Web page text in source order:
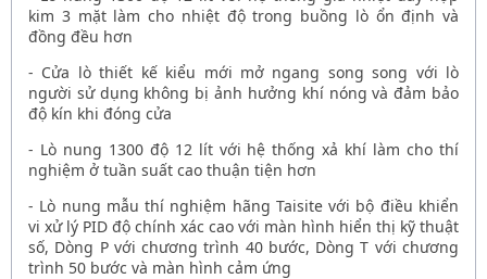
kim 3 mặt làm cho nhiệt độ trong buồng lò ổn định và
đồng đều hơn
- Cửa lò thiết kế kiểu mới mở ngang song song với lò
người sử dụng không bị ảnh hưởng khí nóng và đảm bảo
độ kín khi đóng cửa
- Lò nung 1300 độ 12 lítvới hệ thống xả khí làm cho thí
nghiệm ở tuần suất cao thuận tiện hơn
- Lò nung mẫu thí nghiệm hãng Taisitevới bộ điều khiển
vi xử lý PID độ chính xác cao với màn hình hiển thị kỹ thuật
số, Dòng P với chương trình 40 bước, Dòng T với chương
trình 50 bước và màn hình cảm ứng